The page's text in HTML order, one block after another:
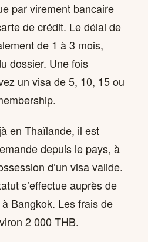
par virement bancaire
de crédit. Le délai de
de 1 à 3 mois,
dossier. Une fois
un visa de 5, 10, 15 ou
en Thaïlande, il est
depuis le pays, à
d’un visa valide.
s’effectue auprès de
Bangkok. Les frais de
2 000 THB.